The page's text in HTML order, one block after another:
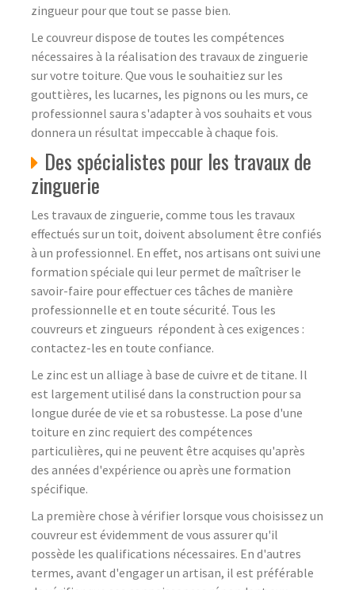
zingueur pour que tout se passe bien.
Le couvreur dispose de toutes les compétences
nécessaires à la réalisation des travaux de zinguerie
sur votre toiture. Que vous le souhaitiez sur les
gouttières, les lucarnes, les pignons ou les murs, ce
professionnel saura s'adapter à vos souhaits et vous
donnera un résultat impeccable à chaque fois.
Des spécialistes pour les travaux de
zinguerie
Les travaux de zinguerie, comme tous les travaux
effectués sur un toit, doivent absolument être confiés
à un professionnel. En effet, nos artisans ont suivi une
formation spéciale qui leur permet de maîtriser le
savoir-faire pour effectuer ces tâches de manière
professionnelle et en toute sécurité. Tous les
couvreurs et zingueurs répondent à ces exigences :
contactez-les en toute confiance.
Le zinc est un alliage à base de cuivre et de titane. Il
est largement utilisé dans la construction pour sa
longue durée de vie et sa robustesse. La pose d'une
toiture en zinc requiert des compétences
particulières, qui ne peuvent être acquises qu'après
des années d'expérience ou après une formation
spécifique.
La première chose à vérifier lorsque vous choisissez un
couvreur est évidemment de vous assurer qu'il
possède les qualifications nécessaires. En d'autres
termes, avant d'engager un artisan, il est préférable